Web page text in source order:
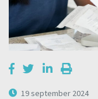
19 september 2024